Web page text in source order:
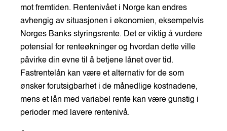
mot fremtiden. Rentenivået i Norge kan endres
avhengig av situasjonen i økonomien, eksempelvis
Norges Banks styringsrente. Det er viktig å vurdere
potensial for renteøkninger og hvordan dette ville
påvirke din evne til å betjene lånet over tid.
Fastrentelån kan være et alternativ for de som
ønsker forutsigbarhet i de månedlige kostnadene,
mens et lån med variabel rente kan være gunstig i
perioder med lavere rentenivå.